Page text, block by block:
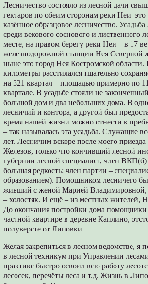
Лесничество состояло из лесной дачи
гектаров по обеим сторонам реки Неи, это
казённое образцовое лесничество.Усадьба
среди векового соснового и лиственного
месте, на правом берегу реки Неи – в 17
железнодорожной станции Нея Северной
ныне это город Нея Костромской
километры расстилался тщательно
на 321 квартал – площадью примерно по
квартале. В усадьбе стояли не
большой дом и два небольших дома. В
лесничий и контора, а другой был
время нашей жизни можно отнести к
– так называлась эта усадьба. Служащие
лет. Лесничим вскоре после моего
Железов, только что кончивший лесной
губернии лесной специалист, член ВКП(б)
большая редкость: член партии –
образованием). Помощником лесничего
живший с женой Марией
– холостяк. И ещё – из местных жителей,
До окончания постройки дома помощники
частной квартире в деревне Каплино,
полуверсте от Липовки.
Желая закрепиться в лесном ведомстве, я
в лесной техникум при Управлении
практике быстро освоил всю работу
лесосек, перечёты леса и т.д. Жизнь в